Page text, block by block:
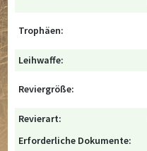
Trophäen:
Leihwaffe:
Reviergröße:
Revierart:
Erforderliche Dokumente: